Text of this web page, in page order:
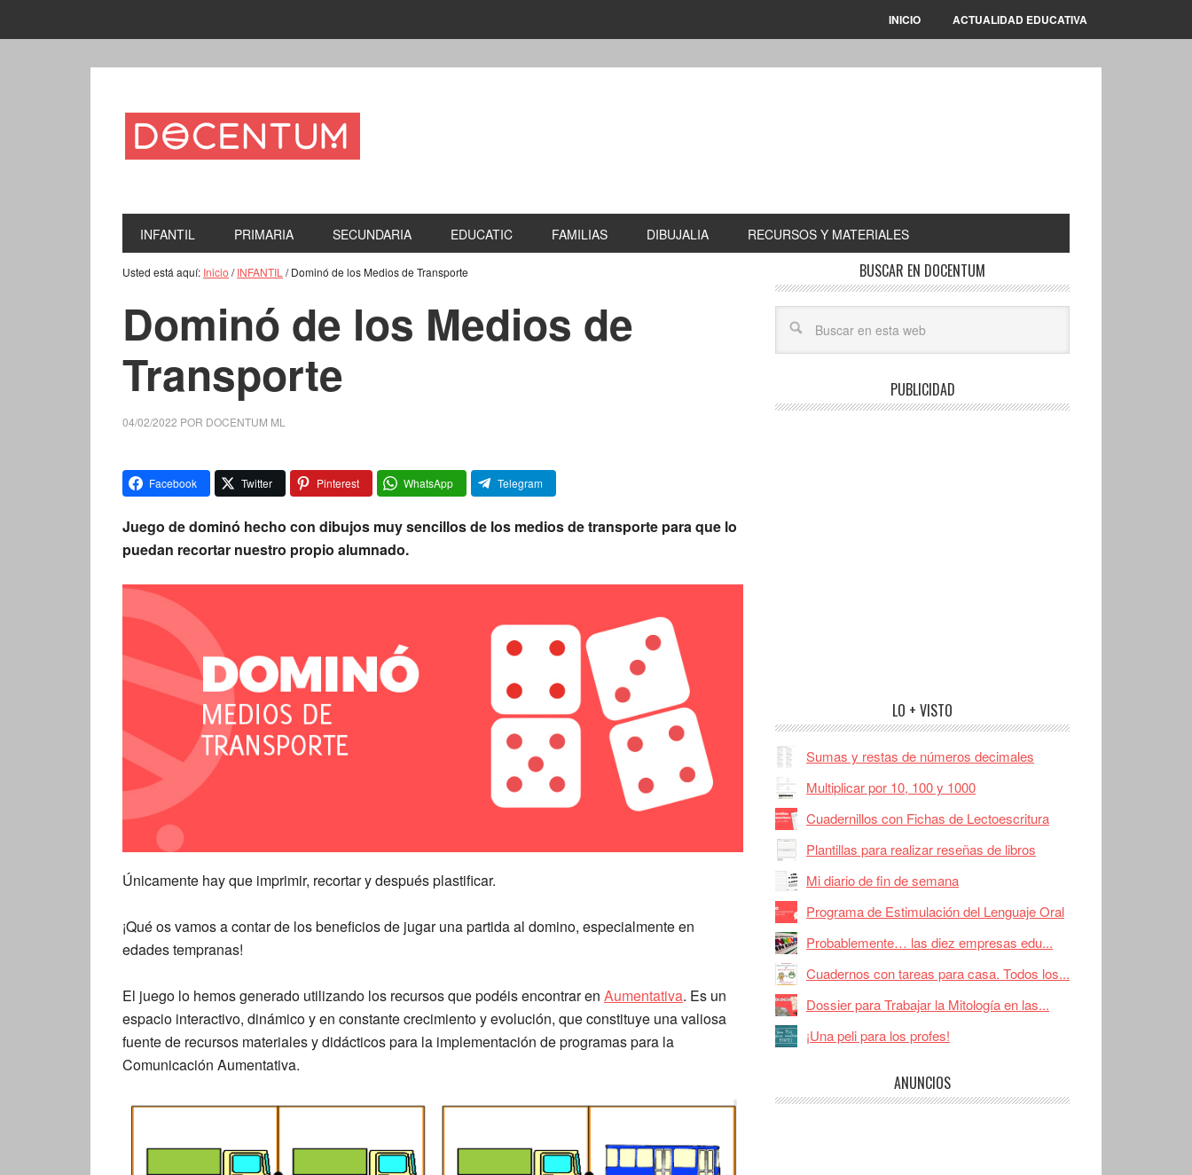
INICIO ACTUALIDAD EDUCATIVA
INFANTIL PRIMARIA SECUNDARIA EDUCATIC FAMILIAS DIBUJALIA RECURSOS Y MATERIALES
Usted está aquí: Inicio / INFANTIL /Dominó de los Medios de Transporte
Dominó de los Medios de
Transporte
04/02/2022 POR DOCENTUM ML
Facebook Twitter Pinterest WhatsApp Telegram
Juego de dominó hecho con dibujos muy sencillos de los medios de transporte para que lo
puedan recortar nuestro propio alumnado.
Únicamente hay que imprimir, recortar y después plastificar.
¡Qué os vamos a contar de los beneficios de jugar una partida al domino, especialmente en
edades tempranas!
El juego lo hemos generado utilizando los recursos que podéis encontrar en Aumentativa. Es un
espacio interactivo, dinámico y en constante crecimiento y evolución, que constituye una valiosa
fuente de recursos materiales y didácticos para la implementación de programas para la
Comunicación Aumentativa.
BUSCAR EN DOCENTUM
PUBLICIDAD
LO + VISTO
Sumas y restas de números decimales
Multiplicar por 10, 100 y 1000
Cuadernillos con Fichas de Lectoescritura
Plantillas para realizar reseñas de libros
Mi diario de fin de semana
Programa de Estimulación del Lenguaje Oral
Probablemente… las diez empresas edu...
Cuadernos con tareas para casa. Todos los...
Dossier para Trabajar la Mitología en las...
¡Una peli para los profes!
ANUNCIOS